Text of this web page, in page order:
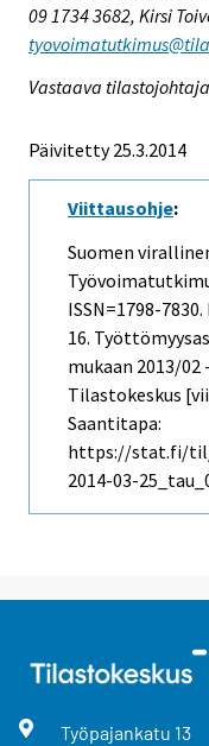
09 1734 3682, Kirsi
Vastaava
Päivitetty 25.3.2014
Viittausohje:
Suomen
ISSN=1798-7830.
16.
mukaan 2013/02
Tilastokeskus
Saantitapa:
https://stat.fi/til/
2014-03-
Työpajankatu 13